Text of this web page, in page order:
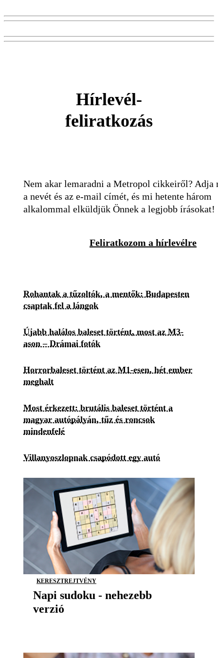
Hírlevél-
feliratkozás
Nem akar lemaradni a Metropol cikkeiről? Adja
a nevét és az e-mail címét, és mi hetente három
alkalommal elküldjük Önnek a legjobb írásokat!
Feliratkozom a hírlevélre
Rohantak a tűzoltók, a mentők: Budapesten
csaptak fel a lángok
Újabb halálos baleset történt, most az M3-
ason – Drámai fotók
Horrorbaleset történt az M1-esen, hét ember
meghalt
Most érkezett: brutális baleset történt a
magyar autópályán, tűz és roncsok
mindenfelé
Villanyoszlopnak csapódott egy autó
KERESZTREJTVÉNY
Napi sudoku - nehezebb
verzió